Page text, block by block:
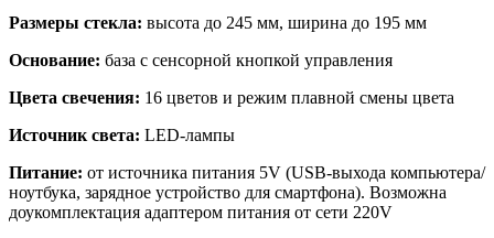
Размеры стекла: высота до 245 мм, ширина до 195 мм
Основание: база с сенсорной кнопкой управления
Цвета свечения: 16 цветов и режим плавной смены цвета
Источник света: LED-лампы
Питание: от источника питания 5V (USB-выхода компьютера/
ноутбука, зарядное устройство для смартфона). Возможна
доукомплектация адаптером питания от сети 220V